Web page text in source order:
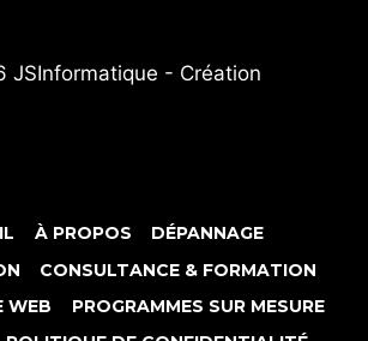
- Création
À PROPOS
DÉPANNAGE
CONSULTANCE & FORMATION
WEB
PROGRAMMES SUR MESURE